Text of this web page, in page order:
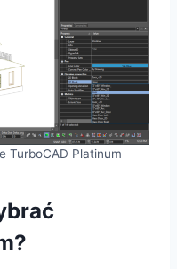
TurboCAD Platinum